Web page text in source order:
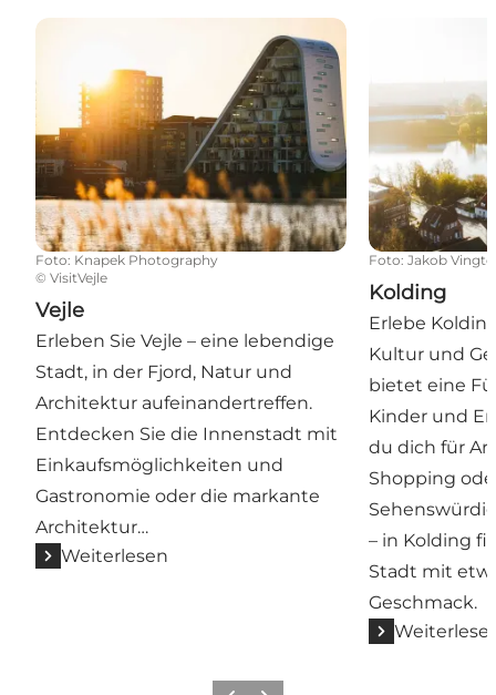
Vejle
Foto: Knapek Photography
© VisitVejle
Vejle
Erleben Sie Vejle – eine lebendige
Stadt, in der Fjord, Natur und
Architektur aufeinandertreffen.
Entdecken Sie die Innenstadt mit
Einkaufsmöglichkeiten und
Gastronomie oder die markante
Architektur…
Weiterlesen
Foto: Jakob
Kolding
Erlebe
Kultur und
bietet eine
Kinder und
du dich für
Shopping
– in Kolding
Stadt mit
Geschmack.